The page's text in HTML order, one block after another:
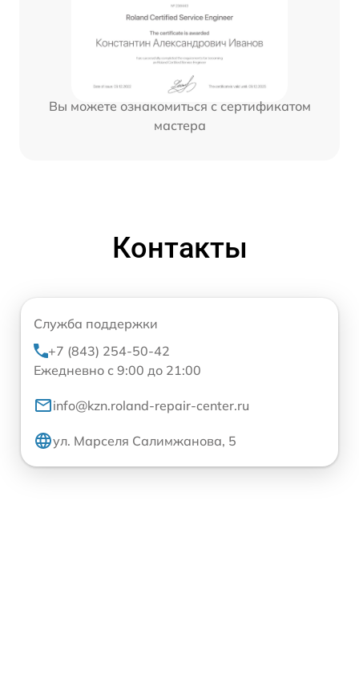
Вы можете ознакомиться с сертификатом
мастера
Контакты
Служба поддержки
+7 (843) 254-50-42
Ежедневно с 9:00 до 21:00
info@kzn.roland-repair-center.ru
ул. Марселя Салимжанова, 5